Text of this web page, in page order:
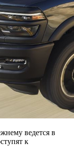
ведется в
к